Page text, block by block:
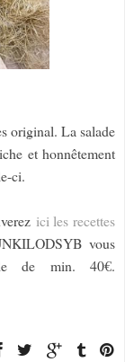
original. La salade
et honnêtement
ci.
ici les recettes
vous
de min. 40€.